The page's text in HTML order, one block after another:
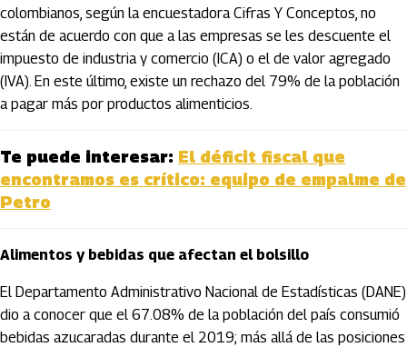
colombianos, según la encuestadora Cifras Y Conceptos, no
están de acuerdo con que a las empresas se les descuente el
impuesto de industria y comercio (ICA) o el de valor agregado
(IVA). En este último, existe un rechazo del 79% de la población
a pagar más por productos alimenticios.
Te puede interesar: El déficit fiscal que
encontramos es crítico: equipo de empalme de
Petro
Alimentos y bebidas que afectan el bolsillo
El Departamento Administrativo Nacional de Estadísticas (DANE)
dio a conocer que el 67.08% de la población del país consumió
bebidas azucaradas durante el 2019; más allá de las posiciones